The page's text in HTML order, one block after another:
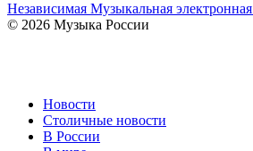
Независимая Музыкальная электронная
© 2026 Музыка России
Новости
Столичные новости
В России